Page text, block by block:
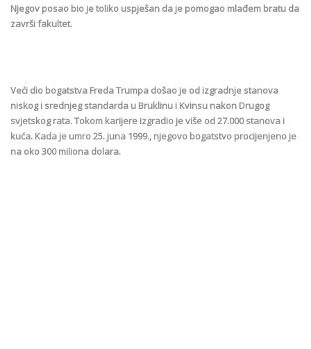
Njegov posao bio je toliko uspješan da je pomogao mlađem bratu da
završi fakultet.
Veći dio bogatstva Freda Trumpa došao je od izgradnje stanova
niskog i srednjeg standarda u Bruklinu i Kvinsu nakon Drugog
svjetskog rata. Tokom karijere izgradio je više od 27.000 stanova i
kuća. Kada je umro 25. juna 1999., njegovo bogatstvo procijenjeno je
na oko 300 miliona dolara.